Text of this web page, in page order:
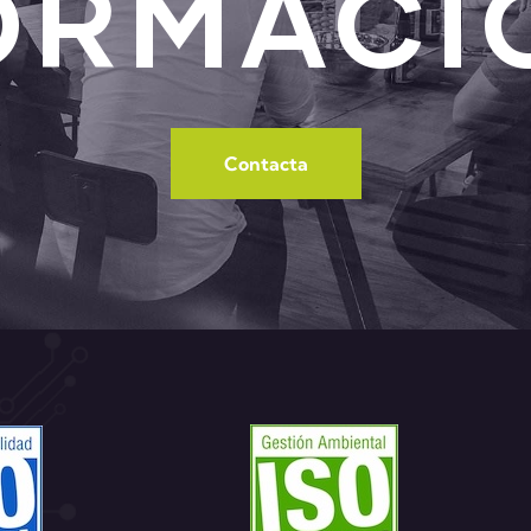
Contacta